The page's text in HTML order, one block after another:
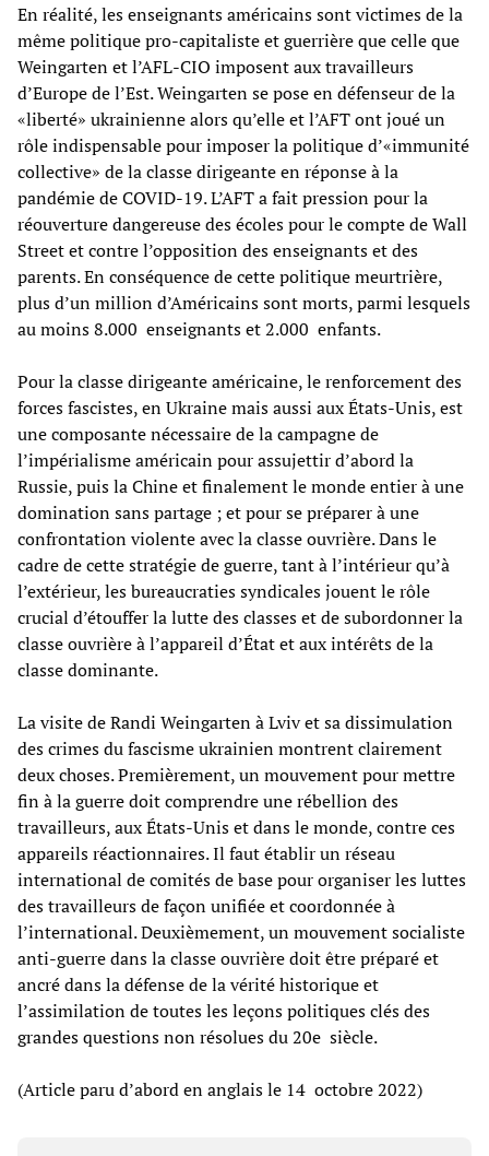
En réalité, les enseignants américains sont victimes de la
même politique pro-capitaliste et guerrière que celle que
Weingarten et l’AFL-CIO imposent aux travailleurs
d’Europe de l’Est. Weingarten se pose en défenseur de la
«liberté» ukrainienne alors qu’elle et l’AFT ont joué un
rôle indispensable pour imposer la politique d’«immunité
collective» de la classe dirigeante en réponse à la
pandémie de COVID-19. L’AFT a fait pression pour la
réouverture dangereuse des écoles pour le compte de Wall
Street et contre l’opposition des enseignants et des
parents. En conséquence de cette politique meurtrière,
plus d’un million d’Américains sont morts, parmi lesquels
au moins 8.000 enseignants et 2.000 enfants.
Pour la classe dirigeante américaine, le renforcement des
forces fascistes, en Ukraine mais aussi aux États-Unis, est
une composante nécessaire de la campagne de
l’impérialisme américain pour assujettir d’abord la
Russie, puis la Chine et finalement le monde entier à une
domination sans partage ; et pour se préparer à une
confrontation violente avec la classe ouvrière. Dans le
cadre de cette stratégie de guerre, tant à l’intérieur qu’à
l’extérieur, les bureaucraties syndicales jouent le rôle
crucial d’étouffer la lutte des classes et de subordonner la
classe ouvrière à l’appareil d’État et aux intérêts de la
classe dominante.
La visite de Randi Weingarten à Lviv et sa dissimulation
des crimes du fascisme ukrainien montrent clairement
deux choses. Premièrement, un mouvement pour mettre
fin à la guerre doit comprendre une rébellion des
travailleurs, aux États-Unis et dans le monde, contre ces
appareils réactionnaires. Il faut établir un réseau
international de comités de base pour organiser les luttes
des travailleurs de façon unifiée et coordonnée à
l’international. Deuxièmement, un mouvement socialiste
anti-guerre dans la classe ouvrière doit être préparé et
ancré dans la défense de la vérité historique et
l’assimilation de toutes les leçons politiques clés des
grandes questions non résolues du 20e siècle.
(Article paru d’abord en anglais le 14 octobre 2022)